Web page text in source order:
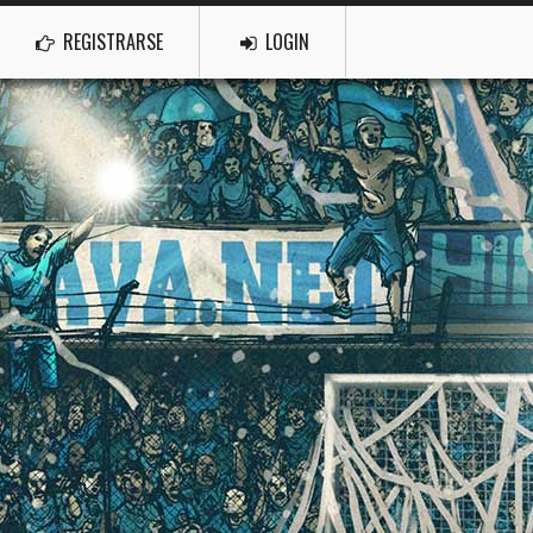
REGISTRARSE LOGIN